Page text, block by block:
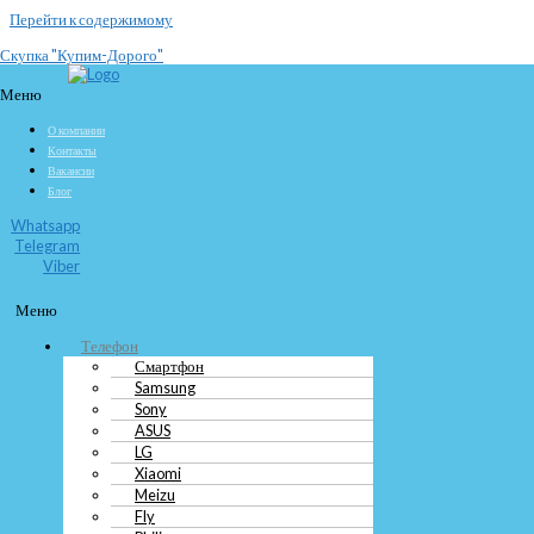
Перейти к содержимому
Скупка "Купим-Дорого"
Меню
О компании
Контакты
Вакансии
Блог
Whatsapp
Telegram
Viber
Меню
Телефон
Смартфон
Samsung
Sony
ASUS
LG
Xiaomi
Meizu
Fly
Выкуп сотовых Vertu дорого
Наша компания покупает мобильные телефоны Vertu на максимально
выгодных условиях. У нас работают квалифицированные эксперты, которые
готовы в кратчайшие сроки приехать к клиенту, чтобы провести оценку
телефона. Они не только проверят техническое состояние и
предложить адекватную стоимость.
Узнать цену сейчас
Samsung
Sony
ASUS
LG